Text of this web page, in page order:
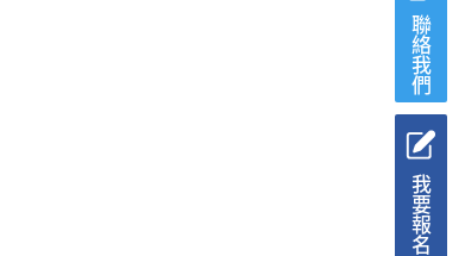
聯絡我們
我要報名